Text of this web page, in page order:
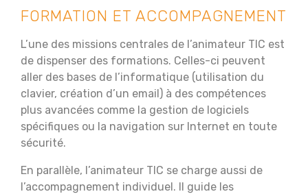
FORMATION ET ACCOMPAGNEMENT
L’une des missions centrales de l’animateur TIC est
de dispenser des formations. Celles-ci peuvent
aller des bases de l’informatique (utilisation du
clavier, création d’un email) à des compétences
plus avancées comme la gestion de logiciels
spécifiques ou la navigation sur Internet en toute
sécurité.
En parallèle, l’animateur TIC se charge aussi de
l’accompagnement individuel. Il guide les